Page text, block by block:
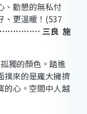
、勤懇的無私付
更溫暖！ (537
三良 施
獨的顏色。踏進
撲來的是龐大擁擠
的心。空間中人越